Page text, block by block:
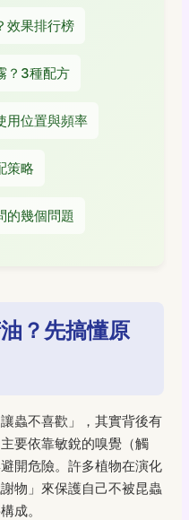
效果排行榜
？3種配方
用位置與頻率
策略
的幾個問題
？先搞懂原
蟲不喜歡」，其實背後有
要依靠敏銳的嗅覺（觸
開危險。許多植物在演化
物」來保護自己不被昆蟲
成。